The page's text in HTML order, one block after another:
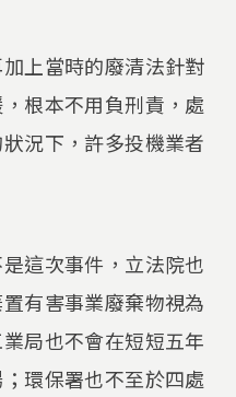
上當時的廢清法針對
根本不用負刑責，處
況下，許多投機業者
這次事件，立法院也
有害事業廢棄物視為
局也不會在短短五年
環保署也不至於四處